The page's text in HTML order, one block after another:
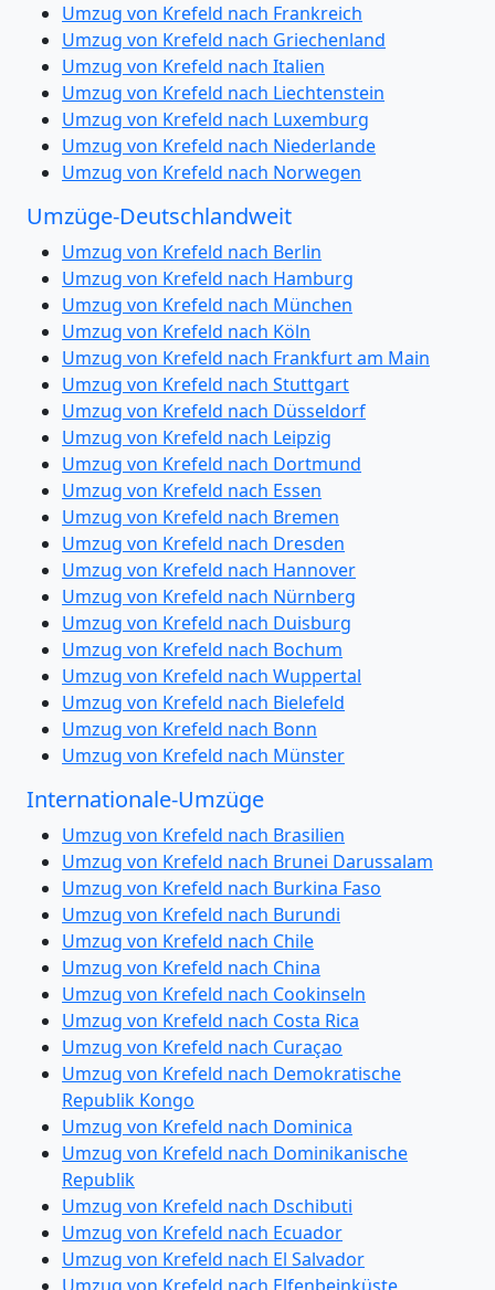
Umzug von Krefeld nach Frankreich
Umzug von Krefeld nach Griechenland
Umzug von Krefeld nach Italien
Umzug von Krefeld nach Liechtenstein
Umzug von Krefeld nach Luxemburg
Umzug von Krefeld nach Niederlande
Umzug von Krefeld nach Norwegen
Umzüge-Deutschlandweit
Umzug von Krefeld nach Berlin
Umzug von Krefeld nach Hamburg
Umzug von Krefeld nach München
Umzug von Krefeld nach Köln
Umzug von Krefeld nach Frankfurt am Main
Umzug von Krefeld nach Stuttgart
Umzug von Krefeld nach Düsseldorf
Umzug von Krefeld nach Leipzig
Umzug von Krefeld nach Dortmund
Umzug von Krefeld nach Essen
Umzug von Krefeld nach Bremen
Umzug von Krefeld nach Dresden
Umzug von Krefeld nach Hannover
Umzug von Krefeld nach Nürnberg
Umzug von Krefeld nach Duisburg
Umzug von Krefeld nach Bochum
Umzug von Krefeld nach Wuppertal
Umzug von Krefeld nach Bielefeld
Umzug von Krefeld nach Bonn
Umzug von Krefeld nach Münster
Internationale-Umzüge
Umzug von Krefeld nach Brasilien
Umzug von Krefeld nach Brunei Darussalam
Umzug von Krefeld nach Burkina Faso
Umzug von Krefeld nach Burundi
Umzug von Krefeld nach Chile
Umzug von Krefeld nach China
Umzug von Krefeld nach Cookinseln
Umzug von Krefeld nach Costa Rica
Umzug von Krefeld nach Curaçao
Umzug von Krefeld nach Demokratische
Republik Kongo
Umzug von Krefeld nach Dominica
Umzug von Krefeld nach Dominikanische
Republik
Umzug von Krefeld nach Dschibuti
Umzug von Krefeld nach Ecuador
Umzug von Krefeld nach El Salvador